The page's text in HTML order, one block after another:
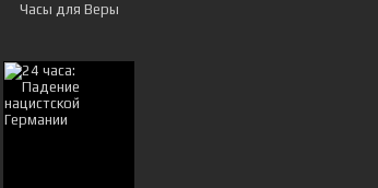
Часы для Веры